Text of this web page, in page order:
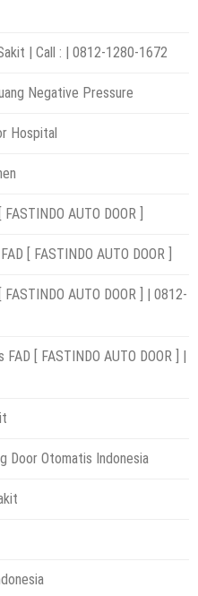
| Call : | 0812-1280-1672
Negative Pressure
Hospital
AUTO DOOR ]
[ FASTINDO AUTO DOOR ]
AUTO DOOR ] | 0812-
[ FASTINDO AUTO DOOR ] |
Door Otomatis Indonesia